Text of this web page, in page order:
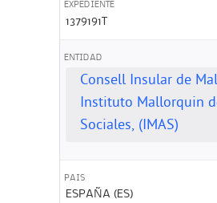
EXPEDIENTE
1379191T
ENTIDAD
Consell Insular de
Instituto Mallorquin
Sociales, (IMAS)
PAIS
ESPAÑA (ES)